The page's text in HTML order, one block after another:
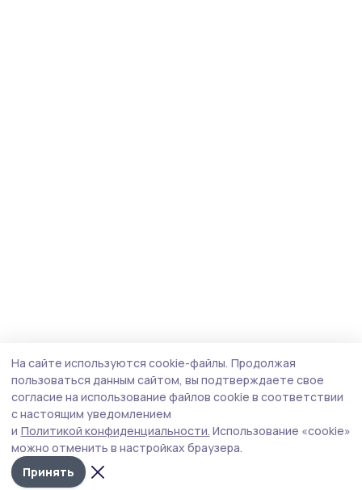
На сайте используются cookie-файлы. Продолжая
пользоваться данным сайтом, вы подтверждаете свое
согласие на использование файлов cookie в соответствии
с настоящим уведомлением
и Политикой конфиденциальности. Использование «cookie»
можно отменить в настройках браузера.
Принять